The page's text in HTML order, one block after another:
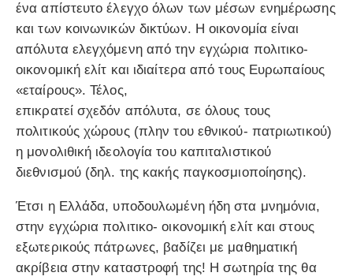
ένα απίστευτο έλεγχο όλων των μέσων ενημέρωσης
και των κοινωνικών δικτύων. Η οικονομία είναι
απόλυτα ελεγχόμενη από την εγχώρια πολιτικο-
οικονομική ελίτ και ιδιαίτερα από τους Ευρωπαίους
«εταίρους». Τέλος,
επικρατεί σχεδόν απόλυτα, σε όλους τους
πολιτικούς χώρους (πλην του εθνικού- πατριωτικού)
η μονολιθική ιδεολογία του καπιταλιστικού
διεθνισμού (δηλ. της κακής παγκοσμιοποίησης).
Έτσι η Ελλάδα, υποδουλωμένη ήδη στα μνημόνια,
στην εγχώρια πολιτικο- οικονομική ελίτ και στους
εξωτερικούς πάτρωνες, βαδίζει με μαθηματική
ακρίβεια στην καταστροφή της! Η σωτηρία της θα